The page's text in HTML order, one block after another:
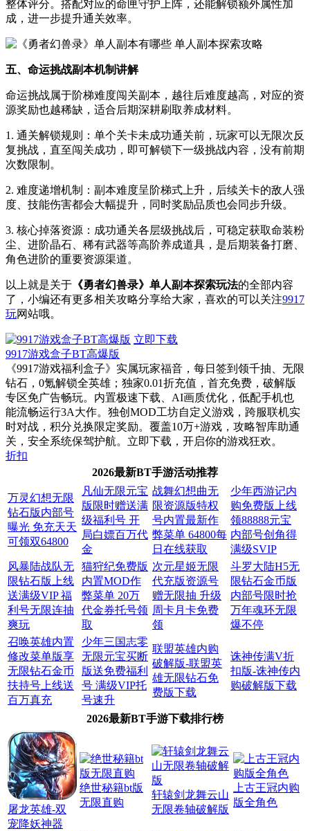
整体评分。搭配对应的命匣守护上阵，还能解锁额外属性加
成，进一步提升通关效率。
五、命运挑战副本机制讲解
命运挑战属于阶梯难度闯关副本，越往后难度越高，对应的资
源奖励也越稀缺，适合后期深耕刷取养成材料。
1. 通关解锁规则：单个关卡未成功通关前，玩家可以无限次反
复挑战，直至闯关成功，即可解锁下一级挑战内容，没有前期
次数限制。
2. 难度递增机制：副本难度呈阶梯式上升，后续关卡的敌人强
度、技能伤害都会大幅提升，同时奖励品质也会同步升级。
3. 核心掉落资源：成功通关各层级挑战后，可稳定获取命装粉
尘、进阶晶石、稀有武器等高阶养成道具，是后期装备打磨、
角色进阶的重要资源渠道。
以上就是关于 《勇者幻兽录》单人副本探索玩法的全部内容
了，小编还有更多相关攻略分享给大家， 喜欢的可以关注9917
玩网站哦。
立即下载
9917游戏盒子BT高爆版
《9917游戏福利盒子》实属玩家福音，每日签到领千抽、无限
钻石，0氪解锁全英雄；独家0.01折充值，首充免费，破解版
专区免广告畅玩。内置极速下载、AI画质优化，低配手机也
能流畅运行3A大作。独创MOD工坊自定义游戏，跨服联机实
时对战，积分兑换限定奖励。覆盖10万+游戏，攻略智库助通
关，安全系统保驾护航。立即下载，开启你的游戏狂欢。
折扣
2026最新BT手游活动推荐
万灵幻想无限
钻石版内部号
曝光 免充天天
可领双64800
凡仙无限元宝
版限时赠送满
级福利号 开
局白嫖百万代
金
战舞幻想曲无
限资源版特权
号内置最新作
弊菜单 64800每
日在线获取
少年西游记内
购免费版上线
领88888元宝
内部号创角得
满级SVIP
风暴陆战队无
限钻石版上线
送满级VIP 福
利号无限连抽
爽玩
猫狩纪免费版
内置MOD作
弊菜单 20万
代金券托号领
取
次元星姬无限
代充版资源号
赠无限抽 升级
周卡月卡免费
领
斗罗大陆H5无
限钻石金币版
内部号限时抢
万年魂环无限
爆不停
召唤英雄内置
修改菜单版享
无限钻石金币
扶持号上线送
百万真充
少年三国志零
无限元宝买断
版送免费福利
号 满级VIP托
号速升
联盟英雄内购
破解版-联盟英
雄无限钻石免
费版下载
诛神传满V折
扣版-诛神传内
购破解版下载
2026最新BT手游下载排行榜
屠龙英雄-双
宠降妖神器
绝世秘籍bt版
无限直购
轩辕剑龙舞云山
无限卷轴破解版
上古王冠内购
版全角色